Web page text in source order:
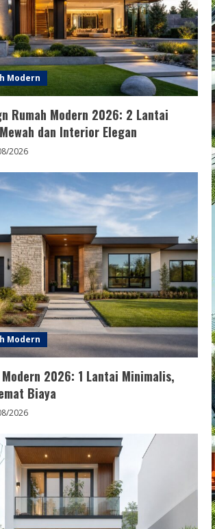
Modern
Rumah Modern 2026: 2 Lantai
dan Interior Elegan
2026
Modern
Modern 2026: 1 Lantai Minimalis,
Biaya
2026